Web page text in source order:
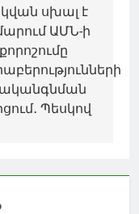
սխալ է
ԱՄՆ-ի
Պեսկով